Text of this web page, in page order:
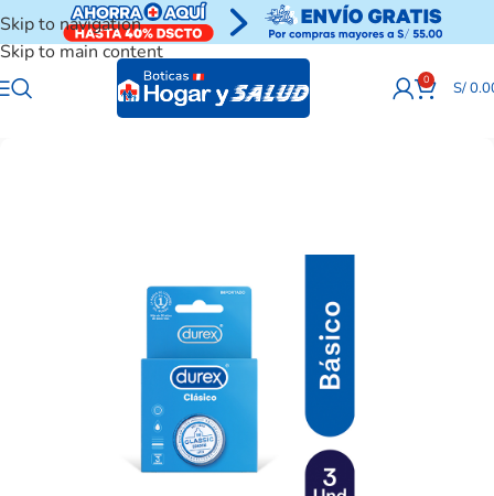
Skip to navigation
Skip to main content
0 S/